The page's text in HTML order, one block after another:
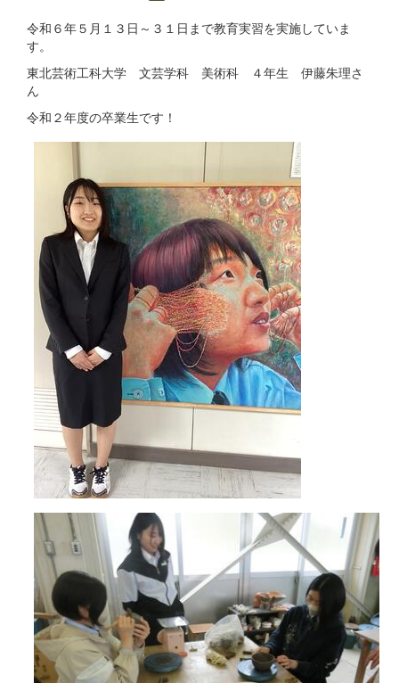
令和６年５月１３日～３１日まで教育実習を実施していま
す。
東北芸術工科大学 文芸学科 美術科 ４年生 伊藤朱理さ
ん
令和２年度の卒業生です！